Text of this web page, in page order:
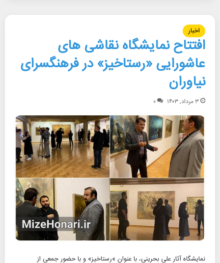
اخبار
افتتاح نمایشگاه نقاشی های
عاشورایی «رستاخیز» در فرهنگسرای
نیاوران
۳ مرداد, ۱۴۰۳ ۰
نمایشگاه آثار علی بحرینی، با عنوان »رستاخیز» و با حضور جمعی از